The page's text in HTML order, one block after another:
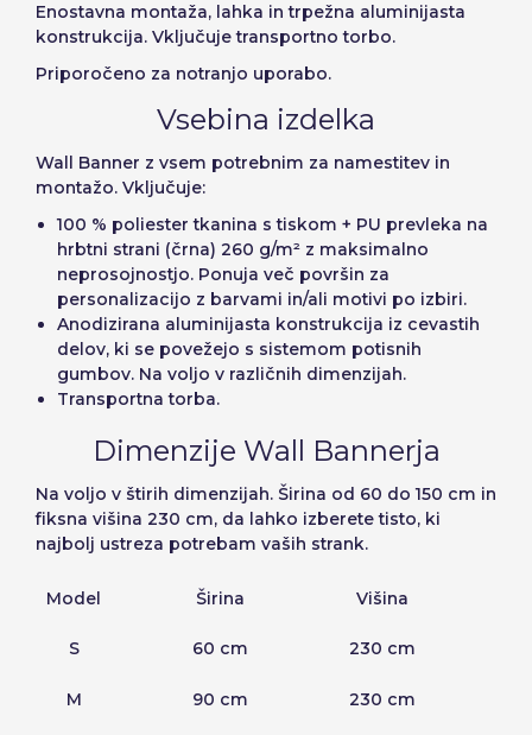
Enostavna montaža, lahka in trpežna aluminijasta
konstrukcija. Vključuje transportno torbo.
Priporočeno za notranjo uporabo.
Vsebina izdelka
Wall Banner z vsem potrebnim za namestitev in
montažo. Vključuje:
100 % poliester tkanina s tiskom + PU prevleka na
hrbtni strani (črna) 260 g/m² z maksimalno
neprosojnostjo. Ponuja več površin za
personalizacijo z barvami in/ali motivi po izbiri.
Anodizirana aluminijasta konstrukcija iz cevastih
delov, ki se povežejo s sistemom potisnih
gumbov. Na voljo v različnih dimenzijah.
Transportna torba.
Dimenzije Wall Bannerja
Na voljo v štirih dimenzijah. Širina od 60 do 150 cm in
fiksna višina 230 cm, da lahko izberete tisto, ki
najbolj ustreza potrebam vaših strank.
Model Širina Višina
S 60 cm 230 cm
M 90 cm 230 cm